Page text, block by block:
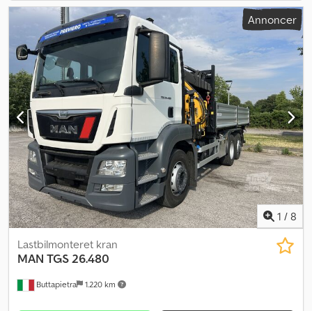
Annoncer
1 / 8
Buttapietra 1.220 km
Lastbilmonteret kran
MAN TGS 26.480